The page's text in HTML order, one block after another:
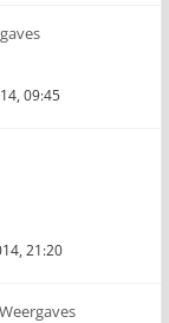
09:45
21:20